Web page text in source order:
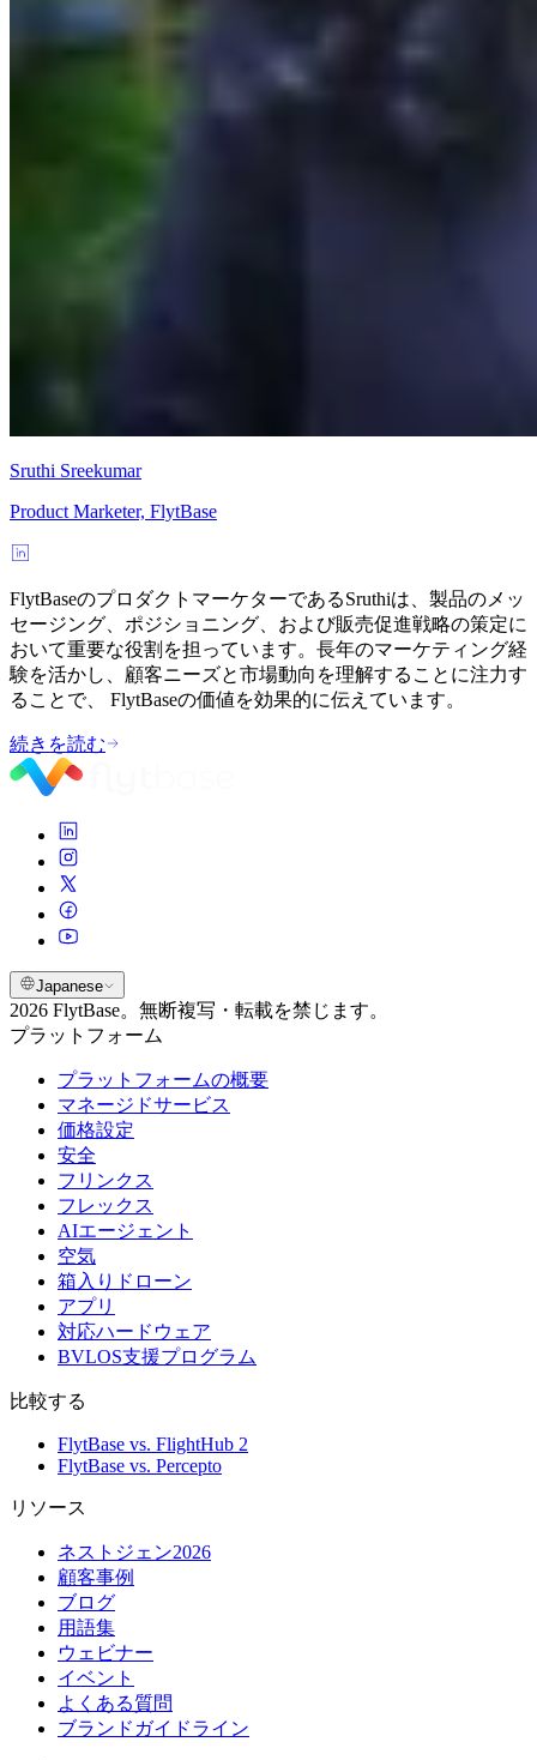
Sruthi Sreekumar
Product Marketer, FlytBase
FlytBaseのプロダクトマーケターであるSruthiは、製品のメッ
セージング、ポジショニング、および販売促進戦略の策定に
おいて重要な役割を担っています。長年のマーケティング経
験を活かし、顧客ニーズと市場動向を理解することに注力す
ることで、 FlytBaseの価値を効果的に伝えています。
続きを読む
Japanese
2026 FlytBase。無断複写・転載を禁じます。
プラットフォーム
プラットフォームの概要
マネージドサービス
価格設定
安全
フリンクス
フレックス
AIエージェント
空気
箱入りドローン
アプリ
対応ハードウェア
BVLOS支援プログラム
比較する
FlytBase vs. FlightHub 2
FlytBase vs. Percepto
リソース
ネストジェン2026
顧客事例
ブログ
用語集
ウェビナー
イベント
よくある質問
ブランドガイドライン